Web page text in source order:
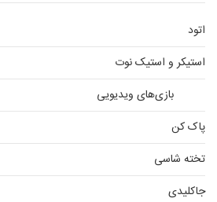
اتود
استیکر و استیک نوت
بازی‌های ویدیویی
پاک کن
تخته شاسی
جاکلیدی